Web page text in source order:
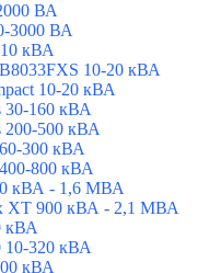
ВА
3000 ВА
10 кВА
10-20 кВА
10-20 кВА
30-160 кВА
200-500 кВА
300 кВА
800 кВА
кВА - 1,6 МВА
XT 900 кВА - 2,1 МВА
кВА
10-320 кВА
кВА